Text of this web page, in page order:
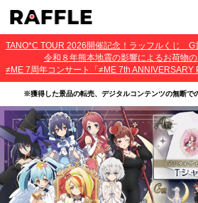
令和８年熊本地震の影響によるお荷物
※獲得した景品の転売、デジタルコンテンツの無断で
・本サービスで獲得された景品をオークション等へ出品す
為は禁止しております。
・本サービスで獲得された動画･画像･ボイス等のデジタル
しております。無断でのSNS等での公開、譲渡、その他著
ます。
・当選権利は当選者ご本人のみ有効となります。当選権利
その他営利目的での転売は禁止しております。